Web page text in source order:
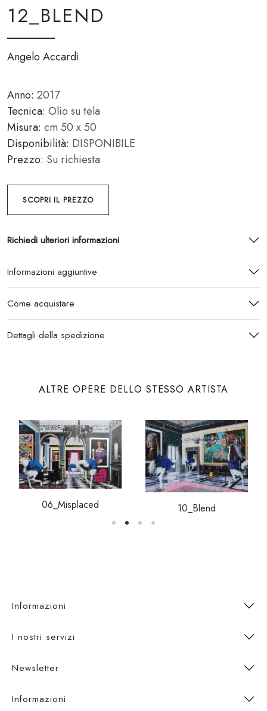
12_BLEND
Angelo Accardi
Anno: 2017
Tecnica: Olio su tela
Misura: cm 50 x 50
Disponibilità: DISPONIBILE
Prezzo: Su richiesta
SCOPRI IL PREZZO
Richiedi ulteriori informazioni
Informazioni aggiuntive
Come acquistare
Dettagli della spedizione
ALTRE OPERE DELLO STESSO ARTISTA
06_Misplaced 10_Blend
Informazioni
I nostri servizi
Newsletter
Informazioni